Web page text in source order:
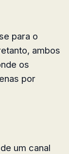
para o
ambos
os
por
um canal